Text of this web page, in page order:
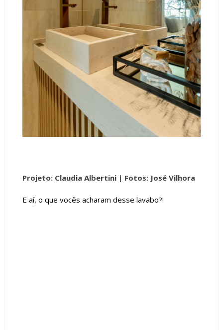
Projeto: Claudia Albertini | Fotos: José Vilhora
E aí, o que vocês acharam desse lavabo?!